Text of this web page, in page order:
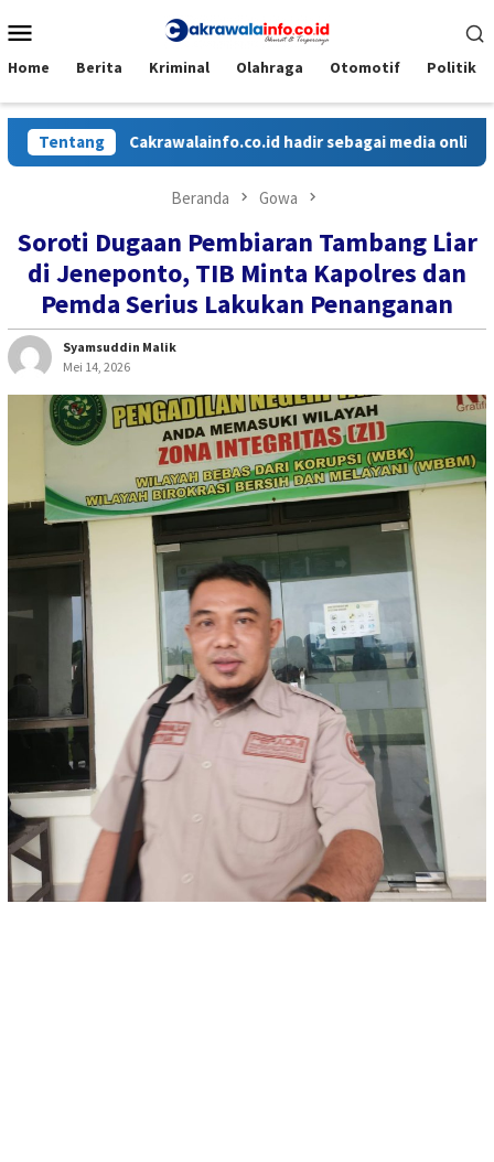
ke
Mobile
Home Berita Kriminal Olahraga Otomotif Politik
TentangCakrawalainfo.co.id hadir sebagai media online yang
Beranda Gowa
Soroti Dugaan Pembiaran Tambang Liar
di Jeneponto, TIB Minta Kapolres dan
Pemda Serius Lakukan Penanganan
Syamsuddin Malik
Mei 14, 2026